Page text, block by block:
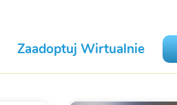
Zaadoptuj Wirtualnie